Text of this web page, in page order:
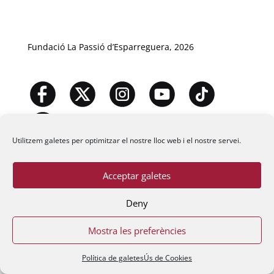
Utilitzem galetes per optimitzar el nostre lloc web i el nostre servei.
Acceptar galetes
Deny
Mostra les preferències
Política de galetesÚs de Cookies
Fundació La Passió d’Esparreguera, 2026